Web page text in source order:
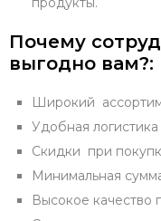
Почему
выгодно вам?:
Широкий
Удобная
Скидки при
Минимальная
Высокое качество